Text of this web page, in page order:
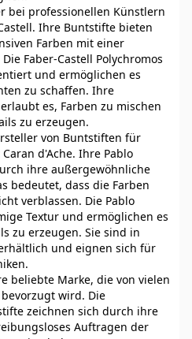
bei professionellen Künstlern
Ihre Buntstifte bieten
Farben mit einer
Faber-Castell Polychromos
und ermöglichen es
zu schaffen. Ihre
es, Farben zu mischen
zu erzeugen.
von Buntstiften für
d'Ache. Ihre Pablo
ihre außergewöhnliche
bedeutet, dass die Farben
verblassen. Die Pablo
Textur und ermöglichen es
zu erzeugen. Sie sind in
und eignen sich für
beliebte Marke, die von vielen
wird. Die
zeichnen sich durch ihre
Auftragen der